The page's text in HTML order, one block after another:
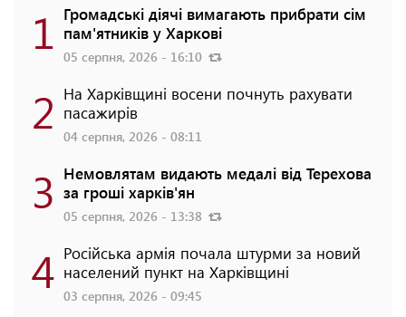
1 Громадські діячі вимагають прибрати сім
пам'ятників у Харкові
05 серпня, 2026 - 16:10
2 На Харківщині восени почнуть рахувати
пасажирів
04 серпня, 2026 - 08:11
3 Немовлятам видають медалі від Терехова
за гроші харків'ян
05 серпня, 2026 - 13:38
4 Російська армія почала штурми за новий
населений пункт на Харківщині
03 серпня, 2026 - 09:45